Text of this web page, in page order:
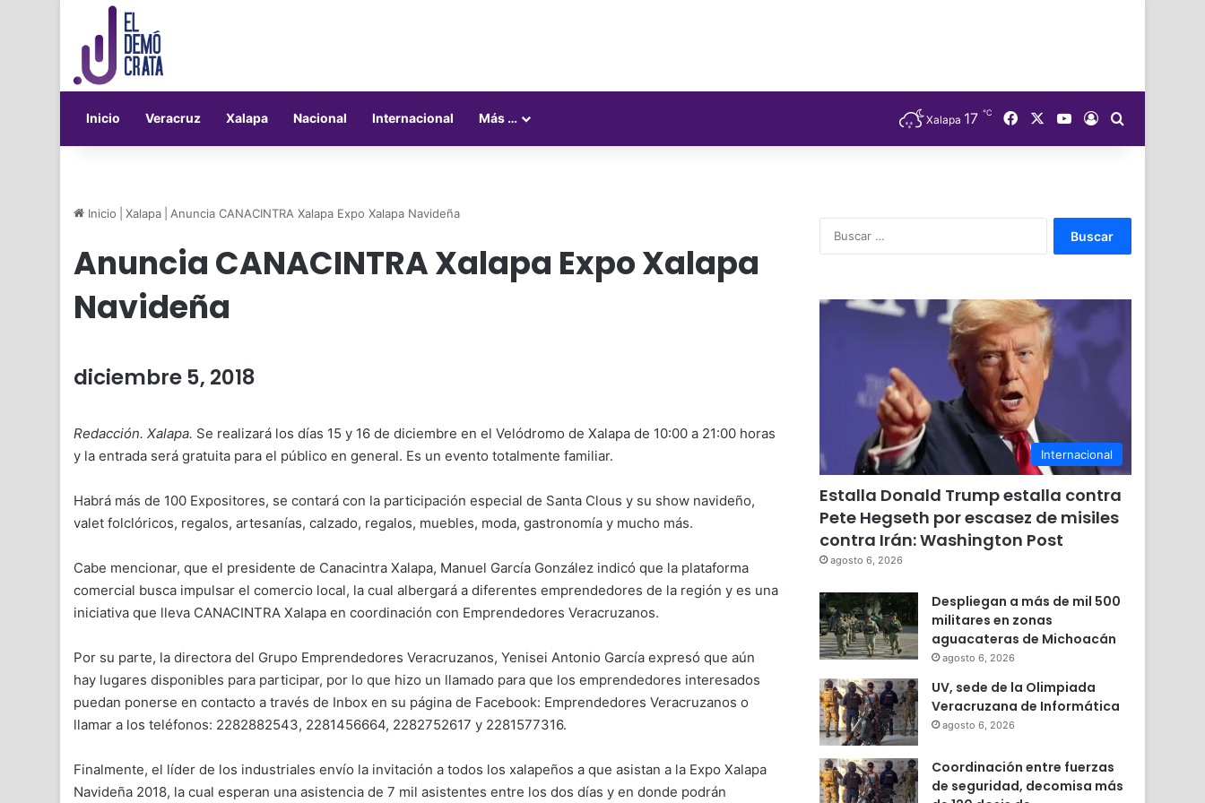
Inicio Veracruz Xalapa Nacional Internacional Más … Xalapa 17 ℃ FacebookYouTube
Acceso
Inicio Xalapa Anuncia CANACINTRA Xalapa Expo Xalapa Navideña
Anuncia CANACINTRA Xalapa Expo Xalapa
Navideña
diciembre 5, 2018
Redacción. Xalapa. Se realizará los días 15 y 16 de diciembre en el Velódromo de Xalapa de 10:00 a 21:00 horas
y la entrada será gratuita para el público en general. Es un evento totalmente familiar.
Habrá más de 100 Expositores, se contará con la participación especial de Santa Clous y su show navideño,
valet folclóricos, regalos, artesanías, calzado, regalos, muebles, moda, gastronomía y mucho más.
Cabe mencionar, que el presidente de Canacintra Xalapa, Manuel García González indicó que la plataforma
comercial busca impulsar el comercio local, la cual albergará a diferentes emprendedores de la región y es una
iniciativa que lleva CANACINTRA Xalapa en coordinación con Emprendedores Veracruzanos.
Por su parte, la directora del Grupo Emprendedores Veracruzanos, Yenisei Antonio García expresó que aún
hay lugares disponibles para participar, por lo que hizo un llamado para que los emprendedores interesados
puedan ponerse en contacto a través de Inbox en su página de Facebook: Emprendedores Veracruzanos o
llamar a los teléfonos: 2282882543, 2281456664, 2282752617 y 2281577316.
Finalmente, el líder de los industriales envío la invitación a todos los xalapeños a que asistan a la Expo Xalapa
Navideña 2018, la cual esperan una asistencia de 7 mil asistentes entre los dos días y en donde podrán
Internacional
Estalla Donald Trump estalla contra
Pete Hegseth por escasez de misiles
contra Irán: Washington Post
agosto 6, 2026
Despliegan a más de mil 500
militares en zonas
aguacateras de Michoacán
agosto 6, 2026
UV, sede de la Olimpiada
Veracruzana de Informática
agosto 6, 2026
Coordinación entre fuerzas
de seguridad, decomisa más